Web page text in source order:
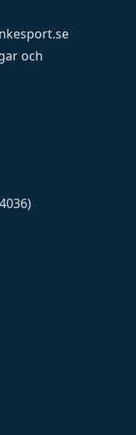
och